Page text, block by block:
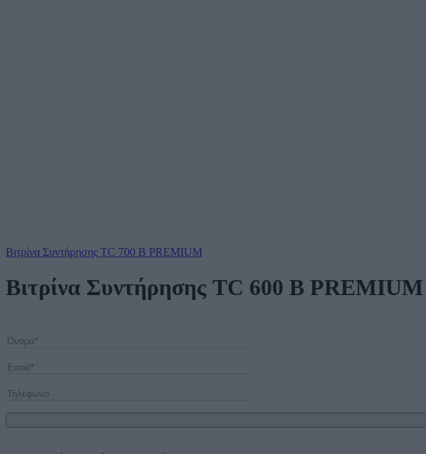
Βιτρίνα Συντήρησης TC 700 B PREMIUM
Βιτρίνα Συντήρησης TC 600 B PREMIUM